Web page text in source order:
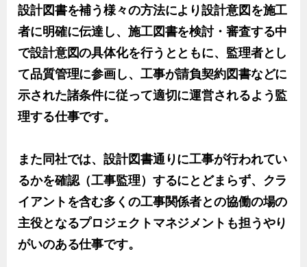
設計図書を補う様々の方法により設計意図を施工
者に明確に伝達し、施工図書を検討・審査する中
で設計意図の具体化を行うとともに、監理者とし
て品質管理に参画し、工事が請負契約図書などに
示された諸条件に従って適切に運営されるよう監
理する仕事です。
また同社では、設計図書通りに工事が行われてい
るかを確認（工事監理）するにとどまらず、クラ
イアントを含む多くの工事関係者との協働の場の
主役となるプロジェクトマネジメントも担うやり
がいのある仕事です。